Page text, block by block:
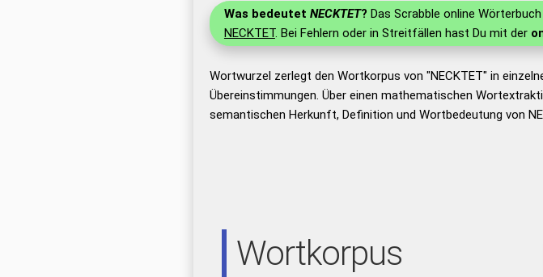
Was bedeutet NECKTET? Das Scrabble online
NECKTET. Bei Fehlern oder in Streitfällen hast Du mit der
Wortwurzel zerlegt den Wortkorpus von "NECKTET" in
Übereinstimmungen. Über einen mathematischen
semantischen Herkunft, Definition und Wortbedeutung von
Wortkorpus